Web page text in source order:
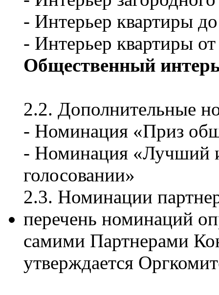
- Интерьер квартиры
- Интерьер квартиры
Общественный
2.2. Дополнительные
- Номинация «Приз
- Номинация «Лучший
голосовании»
2.3. Номинации
перечень номинаций
самими Партнерами
утверждается